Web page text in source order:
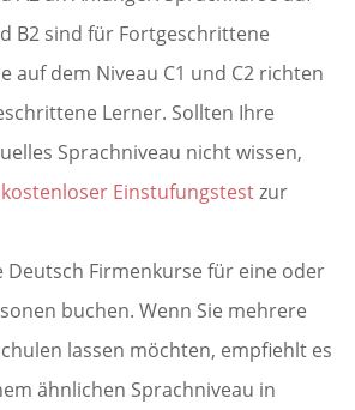
B2 sind für Fortgeschrittene
auf dem Niveau C1 und C2 richten
Lerner. Sollten Ihre
Sprachniveau nicht wissen,
kostenloser Einstufungstestzur
Deutsch Firmenkurse für eine oder
buchen. Wenn Sie mehrere
lassen möchten, empfiehlt es
ähnlichen Sprachniveau in